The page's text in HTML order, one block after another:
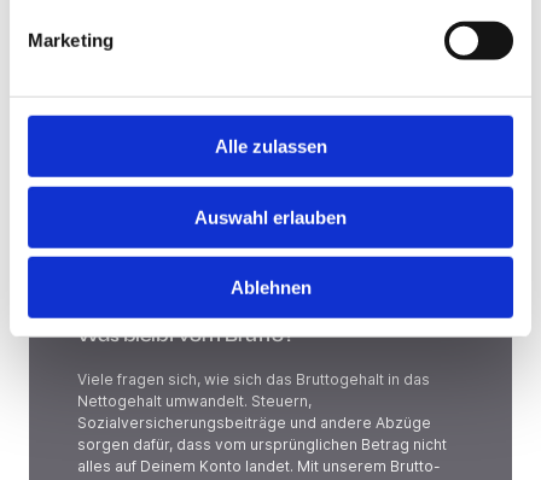
Marketing
Alle zulassen
Auswahl erlauben
Ablehnen
Hast Du keine Lust und Zeit, auf Jobbörsen jede
Stellenanzeige zu durchsuchen? Teste die "Jobsuche
Dir Jobs vorschlagen, die zu Dir passen.
Was bleibt vom Brutto?
Viele fragen sich, wie sich das Bruttogehalt in das
Nettogehalt umwandelt. Steuern,
Sozialversicherungsbeiträge und andere Abzüge
sorgen dafür, dass vom ursprünglichen Betrag nicht
alles auf Deinem Konto landet. Mit unserem Brutto-
Was bleibt vom Brutto?